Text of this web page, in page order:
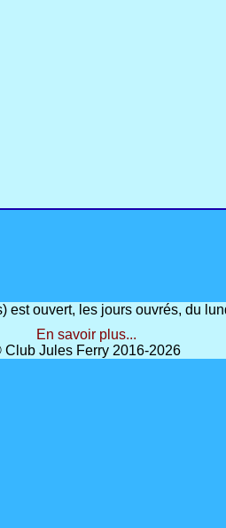
ouvert, les jours ouvrés, du
En savoir plus...
Club Jules Ferry 2016-2026